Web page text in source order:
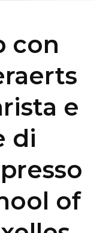
con
e
di
of